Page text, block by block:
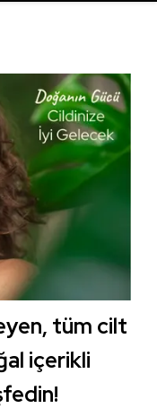
tüm cilt
içerikli